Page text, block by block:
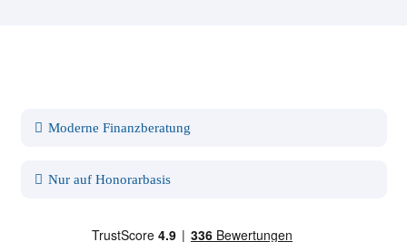
Moderne Finanzberatung
Nur auf Honorarbasis